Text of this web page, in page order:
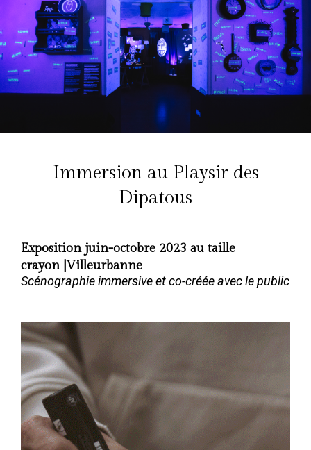
Immersion au Playsir des
Dipatous
Exposition juin-octobre 2023 au taille
crayon| Villeurbanne
Scénographie immersive et co-créée avec le public